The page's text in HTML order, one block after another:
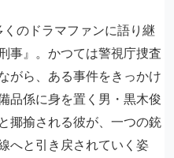
のドラマファンに語り継
事』。かつては警視庁捜査
がら、ある事件をきっかけ
品係に身を置く男・黒木俊
揶揄される彼が、一つの銃
へと引き戻されていく姿